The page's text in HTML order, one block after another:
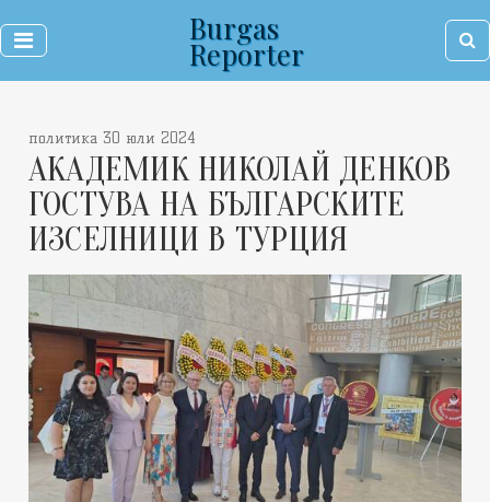
Burgas
Reporter
политика 30 юли 2024
АКАДЕМИК НИКОЛАЙ ДЕНКОВ
ГОСТУВА НА БЪЛГАРСКИТЕ
ИЗСЕЛНИЦИ В ТУРЦИЯ